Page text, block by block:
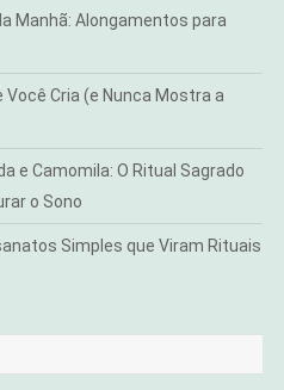
Manhã: Alongamentos para
Você Cria (e Nunca Mostra a
e Camomila: O Ritual Sagrado
o Sono
Simples que Viram Rituais